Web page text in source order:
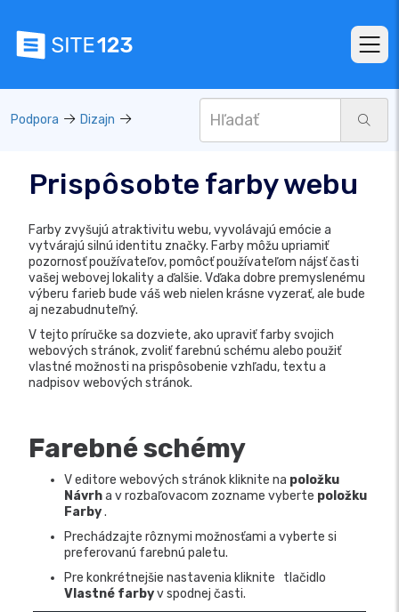
Podpora Dizajn
Prispôsobte farby webu
Farby zvyšujú atraktivitu webu, vyvolávajú emócie a
vytvárajú silnú identitu značky. Farby môžu upriamiť
pozornosť používateľov, pomôcť používateľom nájsť časti
vašej webovej lokality a ďalšie. Vďaka dobre premyslenému
výberu farieb bude váš web nielen krásne vyzerať, ale bude
aj nezabudnuteľný.
V tejto príručke sa dozviete, ako upraviť farby svojich
webových stránok, zvoliť farebnú schému alebo použiť
vlastné možnosti na prispôsobenie vzhľadu, textu a
nadpisov webových stránok.
Farebné schémy
V editore webových stránok kliknite na položku
Návrha v rozbaľovacom zozname vyberte položku
Farby.
Prechádzajte rôznymi možnosťami a vyberte si
preferovanú farebnú paletu.
Pre konkrétnejšie nastavenia kliknite
tlačidlo
Vlastné farbyv spodnej časti.